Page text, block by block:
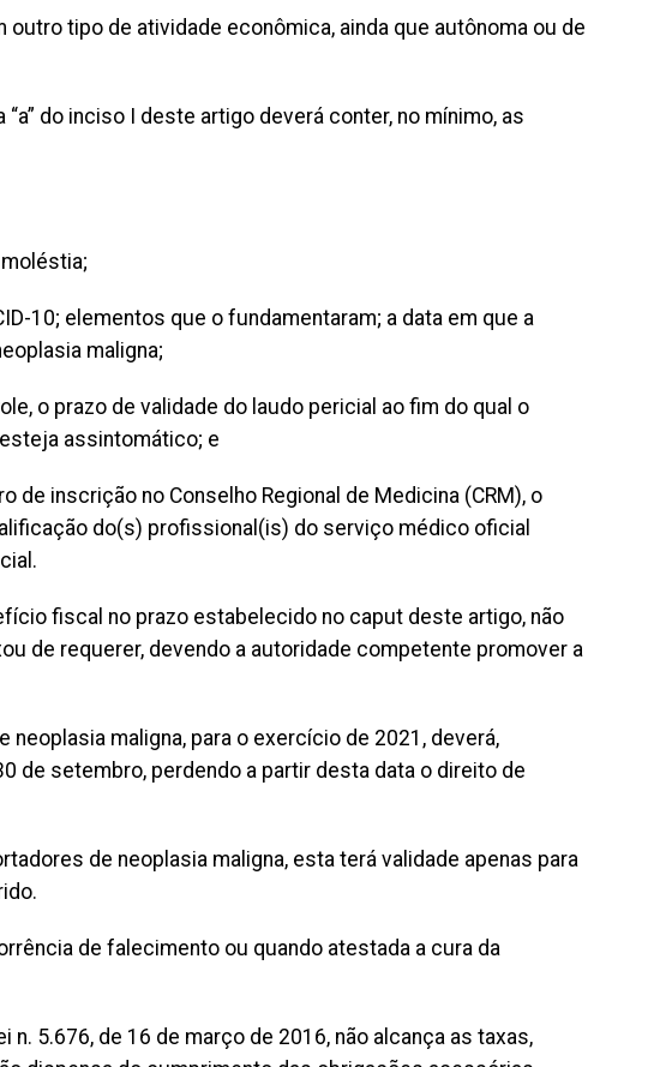
tipo de atividade econômica, ainda que autônoma ou de
do inciso I deste artigo deverá conter, no mínimo, as
10; elementos que o fundamentaram; a data em que a
maligna;
o prazo de validade do laudo pericial ao fim do qual o
assintomático; e
de inscrição no Conselho Regional de Medicina (CRM), o
do(s) profissional(is) do serviço médico oficial
fiscal no prazo estabelecido no caput deste artigo, não
de requerer, devendo a autoridade competente promover a
neoplasia maligna, para o exercício de 2021, deverá,
de setembro, perdendo a partir desta data o direito de
de neoplasia maligna, esta terá validade apenas para
de falecimento ou quando atestada a cura da
5.676, de 16 de março de 2016, não alcança as taxas,